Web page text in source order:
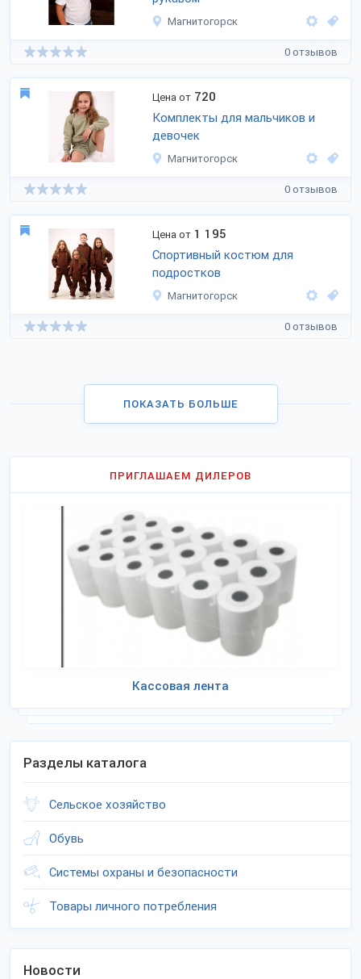
Магнитогорск
0 отзывов
Цена от 720
Комплекты для мальчиков и
девочек
Магнитогорск
0 отзывов
Цена от 1 195
Спортивный костюм для
подростков
Магнитогорск
0 отзывов
ПОКАЗАТЬ БОЛЬШЕ
ПРИГЛАШАЕМ ДИЛЕРОВ
Кассовая лента
Разделы каталога
Сельское хозяйство
Обувь
Системы охраны и безопасности
Товары личного потребления
Новости